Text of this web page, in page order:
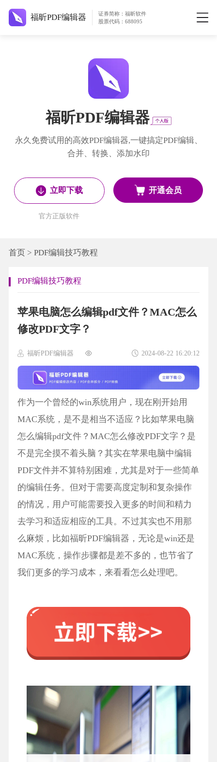
福昕PDF编辑器
证券简称：福昕软件
股票代码：688095
福昕PDF编辑器
永久免费试用的高效PDF编辑器,一键搞定PDF编辑、
合并、转换、添加水印
立即下载
官方正版软件
开通会员
首页> PDF编辑技巧教程
PDF编辑技巧教程
苹果电脑怎么编辑pdf文件？MAC怎么
修改PDF文字？
福昕PDF编辑器 2024-08-22 16:20:12
作为一个曾经的win系统用户，现在刚开始用
MAC系统，是不是相当不适应？比如苹果电脑
怎么编辑pdf文件？MAC怎么修改PDF文字？是
不是完全摸不着头脑？其实在苹果电脑中编辑
PDF文件并不算特别困难，尤其是对于一些简单
的编辑任务。但对于需要高度定制和复杂操作
的情况，用户可能需要投入更多的时间和精力
去学习和适应相应的工具。不过其实也不用那
么麻烦，比如福昕PDF编辑器，无论是win还是
MAC系统，操作步骤都是差不多的，也节省了
我们更多的学习成本，来看看怎么处理吧。